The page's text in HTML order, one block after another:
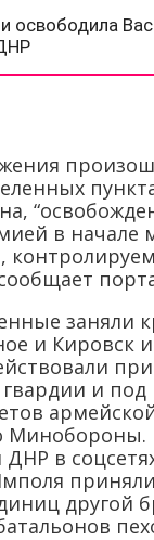
в начале
заняли
и Кировск
и
Минобороны.
ДНР в
другой